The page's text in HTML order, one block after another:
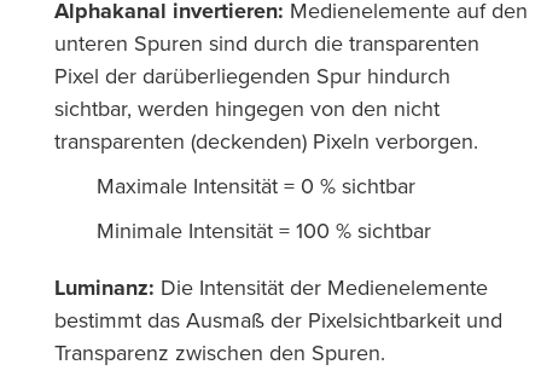
Alphakanal invertieren: Medienelemente auf den
unteren Spuren sind durch die transparenten
Pixel der darüberliegenden Spur hindurch
sichtbar, werden hingegen von den nicht
transparenten (deckenden) Pixeln verborgen.
Maximale Intensität = 0 % sichtbar
Minimale Intensität = 100 % sichtbar
Luminanz: Die Intensität der Medienelemente
bestimmt das Ausmaß der Pixelsichtbarkeit und
Transparenz zwischen den Spuren.